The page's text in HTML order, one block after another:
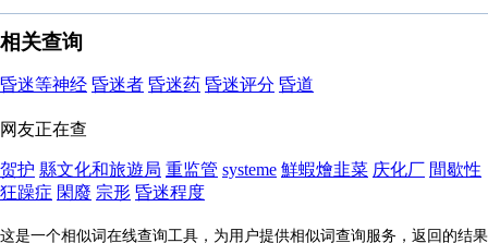
相关查询
昏迷等神经 昏迷者 昏迷药 昏迷评分 昏道
网友正在查
贺护 縣文化和旅遊局 重监管 systeme 鮮蝦燴韭菜 庆化厂 間歇性
狂躁症 閑廢 宗形 昏迷程度
这是一个相似词在线查询工具，为用户提供相似词查询服务，返回的结果